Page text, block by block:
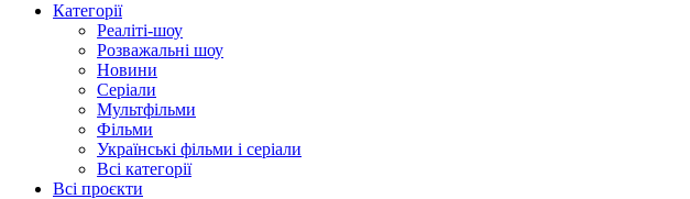
Категорії
Реаліті-шоу
Розважальні шоу
Новини
Серіали
Мультфільми
Фільми
Українські фільми і серіали
Всі категорії
Всі проєкти